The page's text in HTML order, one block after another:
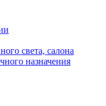
света, салона
назначения